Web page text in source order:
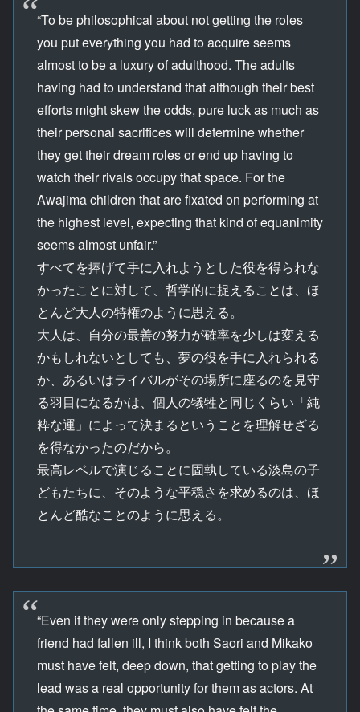
“To be philosophical about not getting the roles
you put everything you had to acquire seems
almost to be a luxury of adulthood. The adults
having had to understand that although their best
efforts might skew the odds, pure luck as much as
their personal sacrifices will determine whether
they get their dream roles or end up having to
watch their rivals occupy that space. For the
Awajima children that are fixated on performing at
the highest level, expecting that kind of equanimity
seems almost unfair.”
すべてを捧げて手に入れようとした役を得られな
かったことに対して、哲学的に捉えることは、ほ
とんど大人の特権のように思える。
大人は、自分の最善の努力が確率を少しは変える
かもしれないとしても、夢の役を手に入れられる
か、あるいはライバルがその場所に座るのを見守
る羽目になるかは、個人の犠牲と同じくらい「純
粋な運」によって決まるということを理解せざる
を得なかったのだから。
最高レベルで演じることに固執している淡島の子
どもたちに、そのような平穏さを求めるのは、ほ
とんど酷なことのように思える。
“Even if they were only stepping in because a
friend had fallen ill, I think both Saori and Mikako
must have felt, deep down, that getting to play the
lead was a real opportunity for them as actors. At